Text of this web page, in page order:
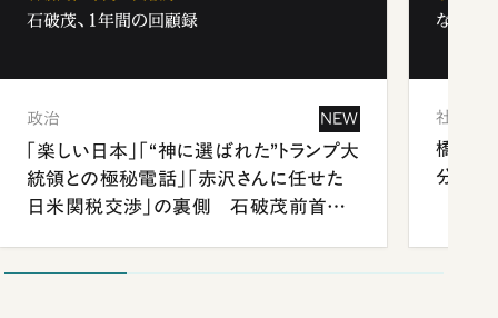
石破茂、1年間の回顧録
政治 NEW
「楽しい日本」「“神に選ばれた”トランプ大
統領との極秘電話」「赤沢さんに任せた
日米関税交渉」の裏側 石破茂前首相
なぜ「
社会
橋本愛
分 佐